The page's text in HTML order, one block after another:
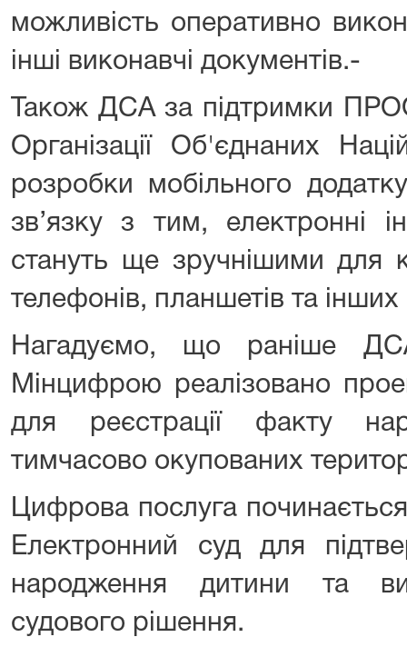
можливість оперативно
інші виконавчі документів.-
Також ДСА за підтримки
Організації Об'єднаних
розробки мобільного
зв’язку з тим, електронні
стануть ще зручнішими для
телефонів, планшетів та
Нагадуємо, що раніше
Мінцифрою реалізовано
для реєстрації факту
тимчасово окупованих
Цифрова послуга
Електронний суд для
народження дитини та
судового рішення.